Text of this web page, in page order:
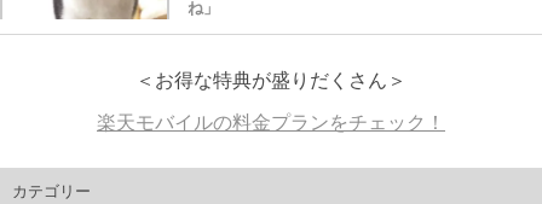
ね」
＜お得な特典が盛りだくさん＞
楽天モバイルの料金プランをチェック！
カテゴリー